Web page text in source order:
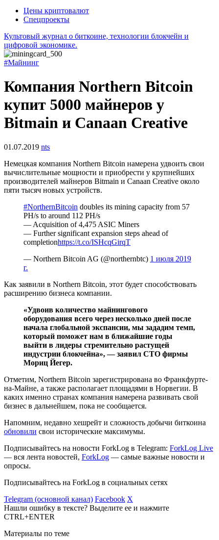
Цены криптовалют
Спецпроекты
Культовый журнал о биткоине, технологии блокчейн и
цифровой экономике.
#Майнинг
Компания Northern Bitcoin
купит 5000 майнеров у
Bitmain и Canaan Creative
01.07.2019 nts
Немецкая компания Northern Bitcoin намерена удвоить свои
вычислительные мощности и приобрести у крупнейших
производителей майнеров Bitmain и Canaan Creative около
пяти тысяч новых устройств.
#NorthernBitcoin doubles its mining capacity from 57
PH/s to around 112 PH/s
— Acquisition of 4,475 ASIC Miners
— Further significant expansion steps ahead of
completionhttps://t.co/ISHcqGirqT
— Northern Bitcoin AG (@northernbtc) 1 июля 2019
г.
Как заявили в Northern Bitcoin, этот будет способствовать
расширению бизнеса компании.
«Удвоив количество майнингового
оборудования всего через несколько дней после
начала глобальной экспансии, мы зададим темп,
который поможет нам в ближайшие годы
выйти в лидеры стремительно растущей
индустрии блокчейна», — заявил СТО фирмы
Мориц Йегер.
Отметим, Northern Bitcoin зарегистрирована во Франкфурте-
на-Майне, а также располагает площадями в Норвегии. В
каких именно странах компания намерена развивать свой
бизнес в дальнейшем, пока не сообщается.
Напомним, недавно хешрейт и сложность добычи биткоина
обновили свои исторические максимумы.
Подписывайтесь на новости ForkLog в Telegram: ForkLog Live
— вся лента новостей, ForkLog — самые важные новости и
опросы.
Подписывайтесь на ForkLog в социальных сетях
Telegram (основной канал) Facebook X
Нашли ошибку в тексте? Выделите ее и нажмите
CTRL+ENTER
Материалы по теме